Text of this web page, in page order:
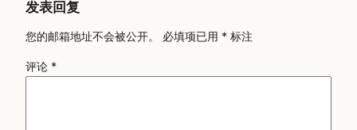
发表回复
您的邮箱地址不会被公开。 必填项已用 * 标注
评论 *